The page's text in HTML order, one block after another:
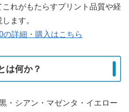
れがもたらすプリント品質や経
ます。
詳細・購入はこちら
は何か？
・シアン・マゼンタ・イエロー